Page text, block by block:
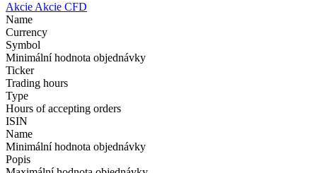
Akcie Akcie CFD
Name
Currency
Symbol
Minimální hodnota objednávky
Ticker
Trading hours
Type
Hours of accepting orders
ISIN
Name
Minimální hodnota objednávky
Popis